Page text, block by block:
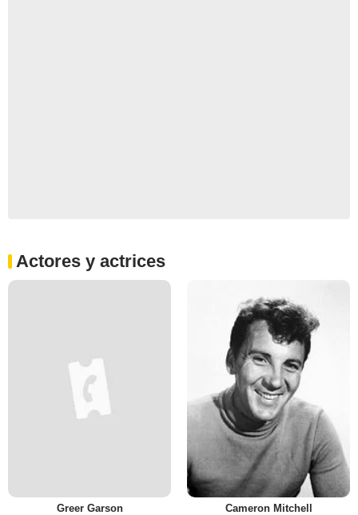
Actores y actrices
Greer Garson Cameron Mitchell